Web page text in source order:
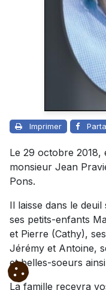
Imprimer
Le 29 octobre 2018,
monsieur Jean
Pons.
Il laisse dans le
ses petits-enfants
et Pierre (Cathy),
Jérémy et Antoine,
et belles-soeurs
La famille recevra